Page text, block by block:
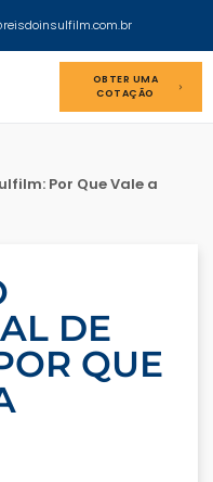
OBTER UMA
COTAÇÃO
Por Que Vale a
DE
QUE